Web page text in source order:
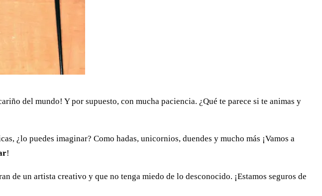
del mundo! Y por supuesto, con mucha paciencia. ¿Qué te parece si te animas y
¿lo puedes imaginar? Como hadas, unicornios, duendes y mucho más ¡Vamos a
!
de un artista creativo y que no tenga miedo de lo desconocido. ¡Estamos seguros de